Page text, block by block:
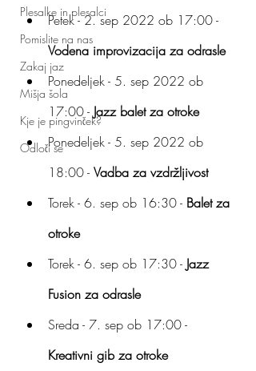
Plesalke in plesalci
Pomislite na nas
Zakaj jaz
Mišja šola
Kje je pingvinček?
Odloči se
Petek - 2. sep 2022 ob 17:00 -
Vodena improvizacija za odrasle
Ponedeljek - 5. sep 2022 ob
17:00 - Jazz balet za otroke
Ponedeljek - 5. sep 2022 ob
18:00 - Vadba za vzdržljivost
Torek - 6. sep ob 16:30 - Balet za
otroke
Torek - 6. sep ob 17:30 - Jazz
Fusion za odrasle
Sreda - 7. sep ob 17:00 -
Kreativni gib za otroke